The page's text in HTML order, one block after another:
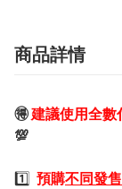
商品詳情
🉐建議使用全數
💯
1️⃣ 預購不同發